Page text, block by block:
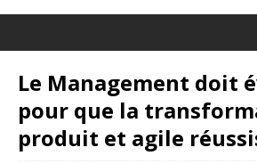
Le Management doit
pour que la
produit et agile